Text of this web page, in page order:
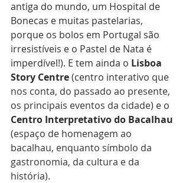
antiga do mundo, um Hospital de
Bonecas e muitas pastelarias,
porque os bolos em Portugal são
irresistíveis e o Pastel de Nata é
imperdível!). E tem ainda o Lisboa
Story Centre (centro interativo que
nos conta, do passado ao presente,
os principais eventos da cidade) e o
Centro Interpretativo do Bacalhau
(espaço de homenagem ao
bacalhau, enquanto símbolo da
gastronomia, da cultura e da
história).